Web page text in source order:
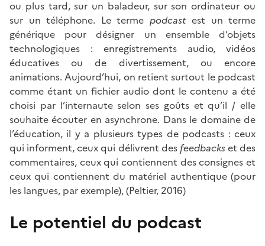
ou plus tard, sur un baladeur, sur son ordinateur ou
sur un téléphone. Le terme podcast est un terme
générique pour désigner un ensemble d’objets
technologiques : enregistrements audio, vidéos
éducatives ou de divertissement, ou encore
animations. Aujourd’hui, on retient surtout le podcast
comme étant un fichier audio dont le contenu a été
choisi par l’internaute selon ses goûts et qu’il / elle
souhaite écouter en asynchrone. Dans le domaine de
l’éducation, il y a plusieurs types de podcasts : ceux
qui informent, ceux qui délivrent des feedbackset des
commentaires, ceux qui contiennent des consignes et
ceux qui contiennent du matériel authentique (pour
les langues, par exemple), (Peltier, 2016)
Le potentiel du podcast